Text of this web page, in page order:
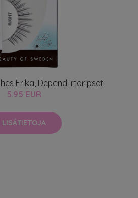
Erika, Depend Irtoripset
5.95 EUR
LISÄTIETOJA